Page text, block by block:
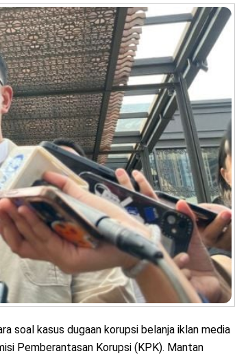
soal kasus dugaan korupsi belanja iklan media
Pemberantasan Korupsi (KPK). Mantan